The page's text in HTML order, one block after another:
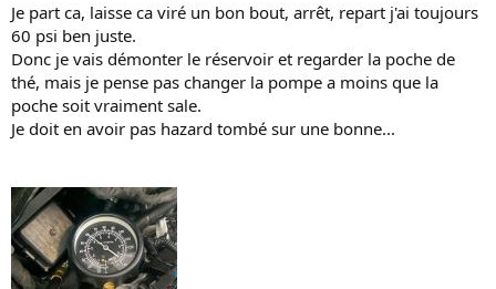
Je part ca, laisse ca viré un bon bout, arrêt, repart j'ai toujours
60 psi ben juste.
Donc je vais démonter le réservoir et regarder la poche de
thé, mais je pense pas changer la pompe a moins que la
poche soit vraiment sale.
Je doit en avoir pas hazard tombé sur une bonne...